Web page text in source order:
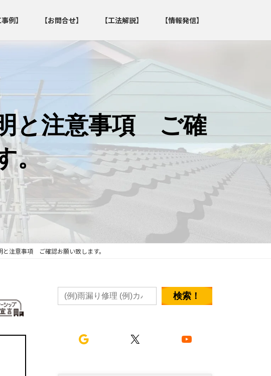
例】 【お問合せ】 【工法解説】 【情報発信】
と注意事項 ご確
。
と注意事項 ご確認お願い致します。
検索！
Google X YouTube